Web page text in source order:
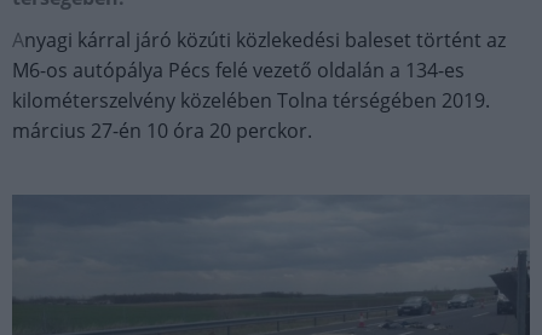
Anyagi kárral járó közúti közlekedési baleset történt az
M6-os autópálya Pécs felé vezető oldalán a 134-es
kilométerszelvény közelében Tolna térségében 2019.
március 27-én 10 óra 20 perckor.